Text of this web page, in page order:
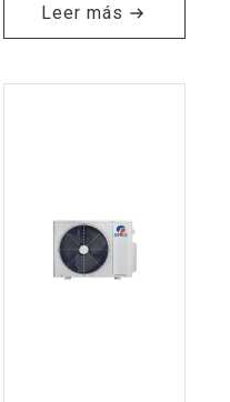
Leer más